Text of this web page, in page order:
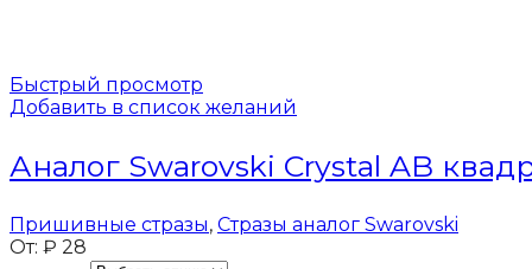
Быстрый просмотр
Добавить в список желаний
Аналог Swarovski Crystal AB
Пришивные стразы, Стразы аналог Swarovski
От: ₽ 28